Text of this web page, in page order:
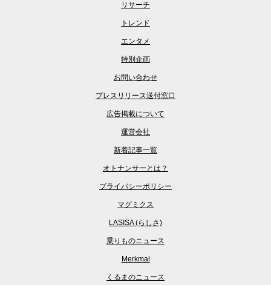
リサーチ
トレンド
エンタメ
特別企画
お問い合わせ
プレスリリース送付窓口
広告掲載について
運営会社
新着記事一覧
オトナンサーとは？
プライバシーポリシー
マグミクス
LASISA (らしさ)
乗りものニュース
Merkmal
くるまのニュース